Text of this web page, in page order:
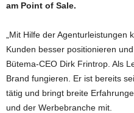
am Point of Sale.
„Mit Hilfe der
Kunden besser positionieren
Bütema-CEO Dirk Frintrop. Als
Brand fungieren. Er ist bereits
tätig und bringt breite
und der Werbebranche mit.